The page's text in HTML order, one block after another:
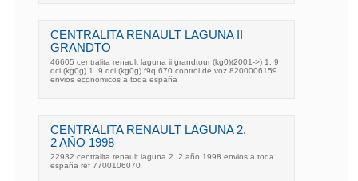
CENTRALITA RENAULT LAGUNA II
GRANDTO
46605 centralita renault laguna ii grandtour (kg0)(2001->) 1. 9
dci (kg0g) 1. 9 dci (kg0g) f9q 670 control de voz 8200006159
envios economicos a toda españa
CENTRALITA RENAULT LAGUNA 2.
2 AÑO 1998
22932 centralita renault laguna 2. 2 año 1998 envios a toda
españa ref 7700106070